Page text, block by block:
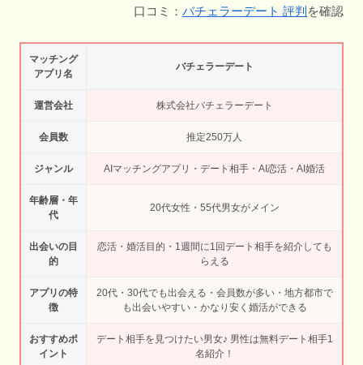
口コミ： バチェラーデート 評判 を確認
マッチング
アプリ名
バチェラーデート
運営会社 株式会社バチェラーデート
会員数 推定250万人
ジャンル AIマッチングアプリ・デート相手・AI恋活・AI婚活
年齢層・年
代
20代女性・55代男女がメイン
出会いの目
的
恋活・婚活目的・1週間に1回デート相手を紹介しても
らえる
アプリの特
徴
20代・30代でも出会える・会員数が多い・地方都市で
も出会いやすい・かなり安く婚活ができる
おすすめポ
イント
デート相手を見つけたい男女♪ 男性は無料デート相手1
名紹介！